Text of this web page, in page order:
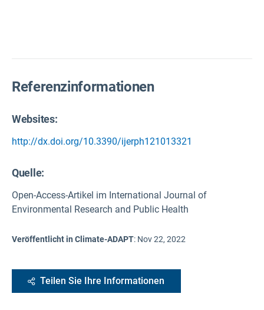
Referenzinformationen
Websites:
http://dx.doi.org/10.3390/ijerph121013321
Quelle:
Open-Access-Artikel im International Journal of
Environmental Research and Public Health
Veröffentlicht in Climate-ADAPT: Nov 22, 2022
Teilen Sie Ihre Informationen